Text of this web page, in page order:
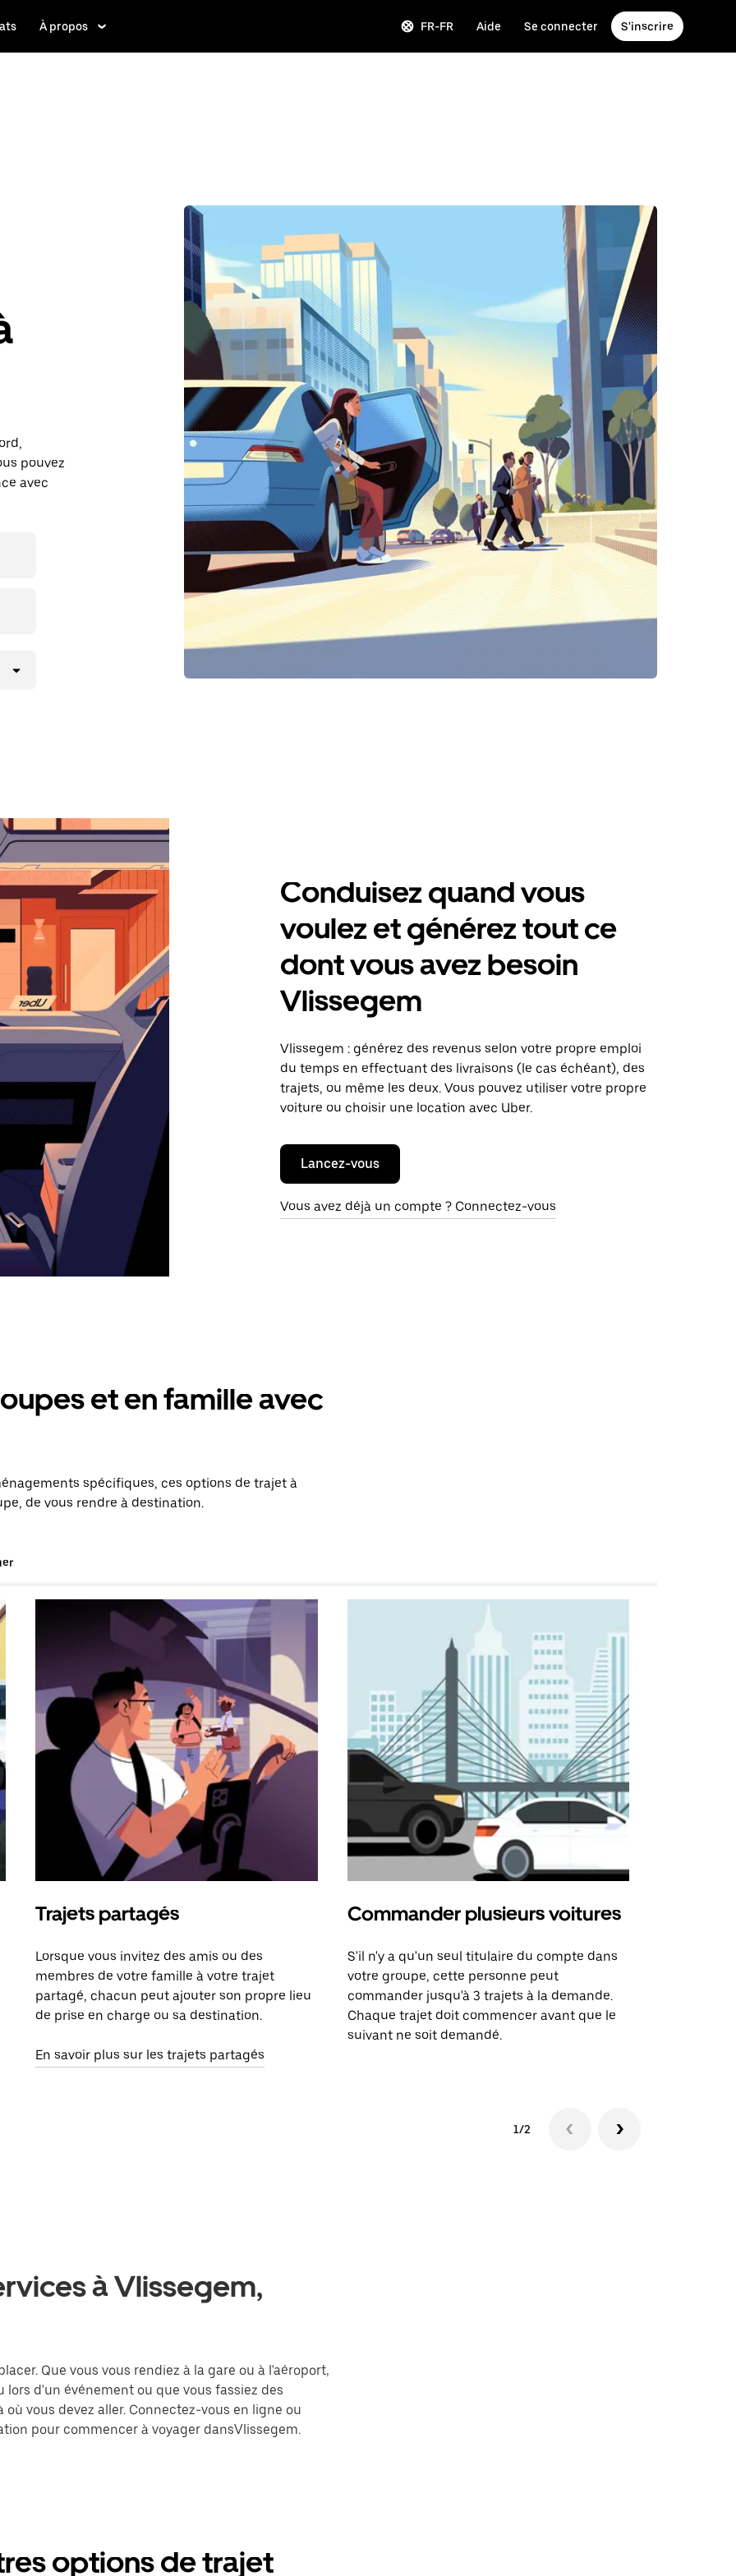
À propos FR-FR Aide Se connecter S'inscrire
pouvez
avec
Conduisez quand vous
voulez et générez tout ce
dont vous avez besoin
Vlissegem
Vlissegem : générez des revenus selon votre propre emploi
du temps en effectuant des livraisons (le cas échéant), des
trajets, ou même les deux. Vous pouvez utiliser votre propre
voiture ou choisir une location avec Uber.
Lancez-vous
Vous avez déjà un compte ? Connectez-vous
et en famille avec
spécifiques, ces options de trajet à
de vous rendre à destination.
Trajets partagés
Lorsque vous invitez des amis ou des
membres de votre famille à votre trajet
partagé, chacun peut ajouter son propre lieu
de prise en charge ou sa destination.
En savoir plus sur les trajets partagés
Commander plusieurs voitures
S'il n'y a qu'un seul titulaire du compte dans
votre groupe, cette personne peut
commander jusqu'à 3 trajets à la demande.
Chaque trajet doit commencer avant que le
suivant ne soit demandé.
1/2
à Vlissegem,
Que vous vous rendiez à la gare ou à l'aéroport,
d'un événement ou que vous fassiez des
vous devez aller. Connectez-vous en ligne ou
pour commencer à voyager dansVlissegem.
options de trajet